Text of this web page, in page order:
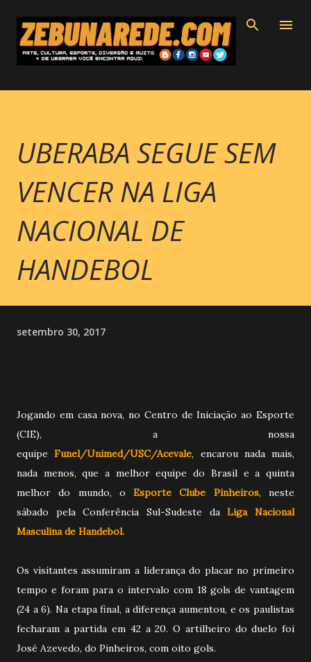
Pular para o conteúdo principal
UBERABA SEGUE SEM
VENCER NA LIGA
NACIONAL DE
HANDEBOL
setembro 30, 2017
Jogando em casa nova, no Centro de Iniciação ao Esporte
(CIE), a nossa
equipeFunel/Unimed/USC/Acevale, encarou nada mais,
nada menos, que a melhor equipe do Brasil e a quinta
melhor do mundo, oEsporte Clube Pinheiros, neste
sábado pela Conferência Sul-Sudeste daLiga Nacional
Masculina de Handebol.
Os visitantes assumiram a liderança do placar no primeiro
tempo e foram para o intervalo com 18 gols de vantagem
(24 a 6). Na etapa final, a diferença aumentou, e os paulistas
fecharam a partida em 42 a 20. O artilheiro do duelo foi
José Azevedo, do Pinheiros, com oito gols.